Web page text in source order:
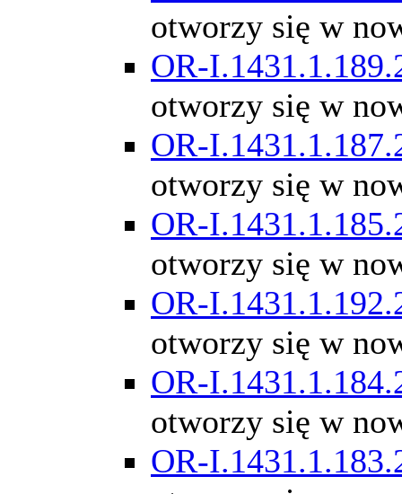
otworzy się w
OR-
otworzy się w
OR-
otworzy się w
OR-
otworzy się w
OR-
otworzy się w
OR-
otworzy się w
OR-